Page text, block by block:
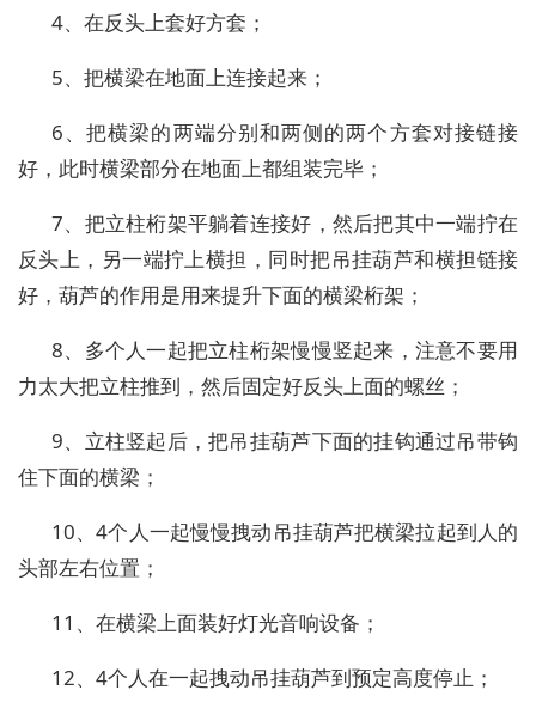
4、在反头上套好方套；
5、把横梁在地面上连接起来；
6、把横梁的两端分别和两侧的两个方套对接链接
好，此时横梁部分在地面上都组装完毕；
7、把立柱桁架平躺着连接好，然后把其中一端拧在
反头上，另一端拧上横担，同时把吊挂葫芦和横担链接
好，葫芦的作用是用来提升下面的横梁桁架；
8、多个人一起把立柱桁架慢慢竖起来，注意不要用
力太大把立柱推到，然后固定好反头上面的螺丝；
9、立柱竖起后，把吊挂葫芦下面的挂钩通过吊带钩
住下面的横梁；
10、4个人一起慢慢拽动吊挂葫芦把横梁拉起到人的
头部左右位置；
11、在横梁上面装好灯光音响设备；
12、4个人在一起拽动吊挂葫芦到预定高度停止；